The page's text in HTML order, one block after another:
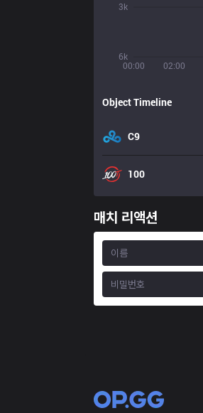
00:00 02:00
6k
3k
Object Timeline
C9
100
매치 리액션